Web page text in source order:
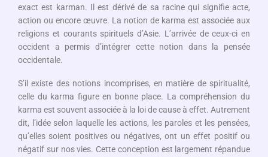
exact est karman. Il est dérivé de sa racine qui signifie acte,
action ou encore œuvre. La notion de karma est associée aux
religions et courants spirituels d’Asie. L’arrivée de ceux-ci en
occident a permis d’intégrer cette notion dans la pensée
occidentale.
S’il existe des notions incomprises, en matière de spiritualité,
celle du karma figure en bonne place. La compréhension du
karma est souvent associée à la loi de cause à effet. Autrement
dit, l’idée selon laquelle les actions, les paroles et les pensées,
qu’elles soient positives ou négatives, ont un effet positif ou
négatif sur nos vies. Cette conception est largement répandue